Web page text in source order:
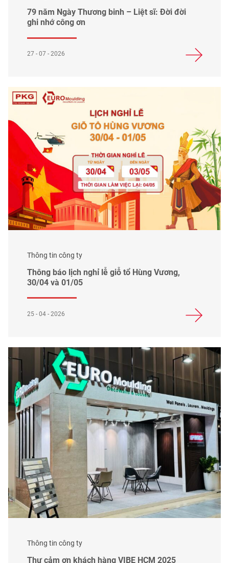
79 năm Ngày Thương binh – Liệt sĩ: Đời đời
ghi nhớ công ơn
27 - 07 - 2026
Thông tin công ty
Thông báo lịch nghỉ lễ giỗ tổ Hùng Vương,
30/04 và 01/05
25 - 04 - 2026
Thông tin công ty
Thư cảm ơn khách hàng VIBE HCM 2025